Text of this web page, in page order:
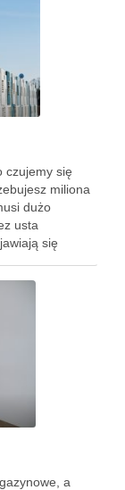
czujemy się
miliona
dużo
usta
się
a